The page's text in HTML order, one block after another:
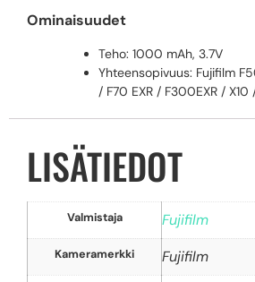
Ominaisuudet
Teho: 1000 mAh, 3.7V
Yhteensopivuus: Fujifilm
/ F70 EXR / F300EXR / X10
LISÄTIEDOT
Valmistaja Fujifilm
Kameramerkki Fujifilm